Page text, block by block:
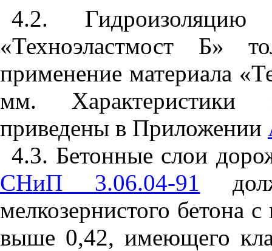
4.2.
«Техноэластмост Б»
применение материала «
мм. Характеристики
приведены в Приложении
4.3. Бетонные слои
СНиП 3.06.04-91
мелкозернистого бетона
выше 0,42, имеющего